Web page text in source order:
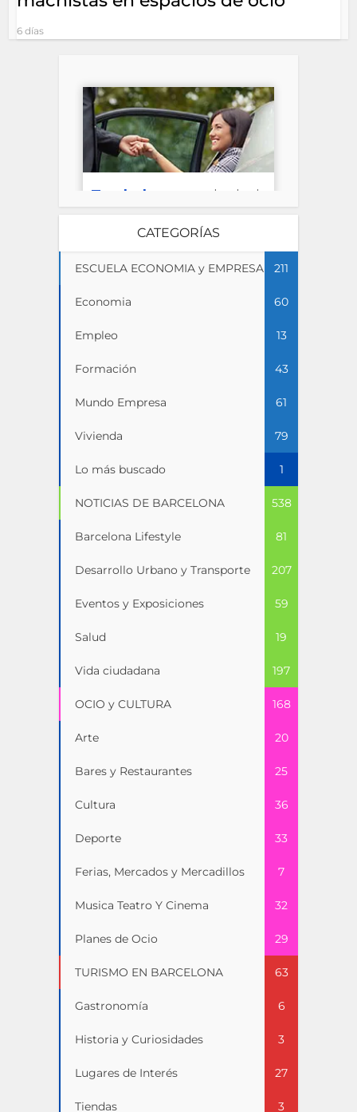
6 días
CATEGORÍAS
ESCUELA ECONOMIA y EMPRESA 211
Economia 60
Empleo 13
Formación 43
Mundo Empresa 61
Vivienda 79
Lo más buscado 1
NOTICIAS DE BARCELONA 538
Barcelona Lifestyle 81
Desarrollo Urbano y Transporte 207
Eventos y Exposiciones 59
Salud 19
Vida ciudadana 197
OCIO y CULTURA 168
Arte 20
Bares y Restaurantes 25
Cultura 36
Deporte 33
Ferias, Mercados y Mercadillos 7
Musica Teatro Y Cinema 32
Planes de Ocio 29
TURISMO EN BARCELONA 63
Gastronomía 6
Historia y Curiosidades 3
Lugares de Interés 27
Tiendas 3